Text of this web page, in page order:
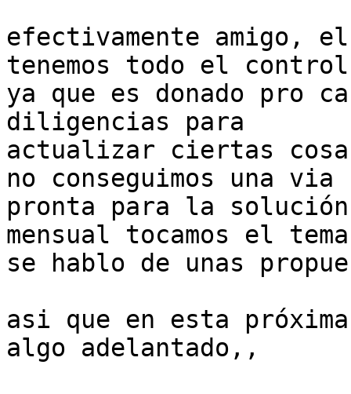
efectivamente amigo,
tenemos todo el control
ya que es donado pro
diligencias para
actualizar ciertas
no conseguimos una via
pronta para la
mensual tocamos el
se hablo de unas
asi que en esta
algo adelantado,,